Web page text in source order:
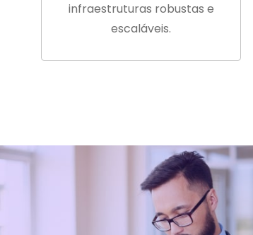
infraestruturas robustas e
escaláveis.